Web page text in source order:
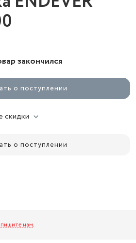
закончился
о поступлении
скидки
о поступлении
нам.